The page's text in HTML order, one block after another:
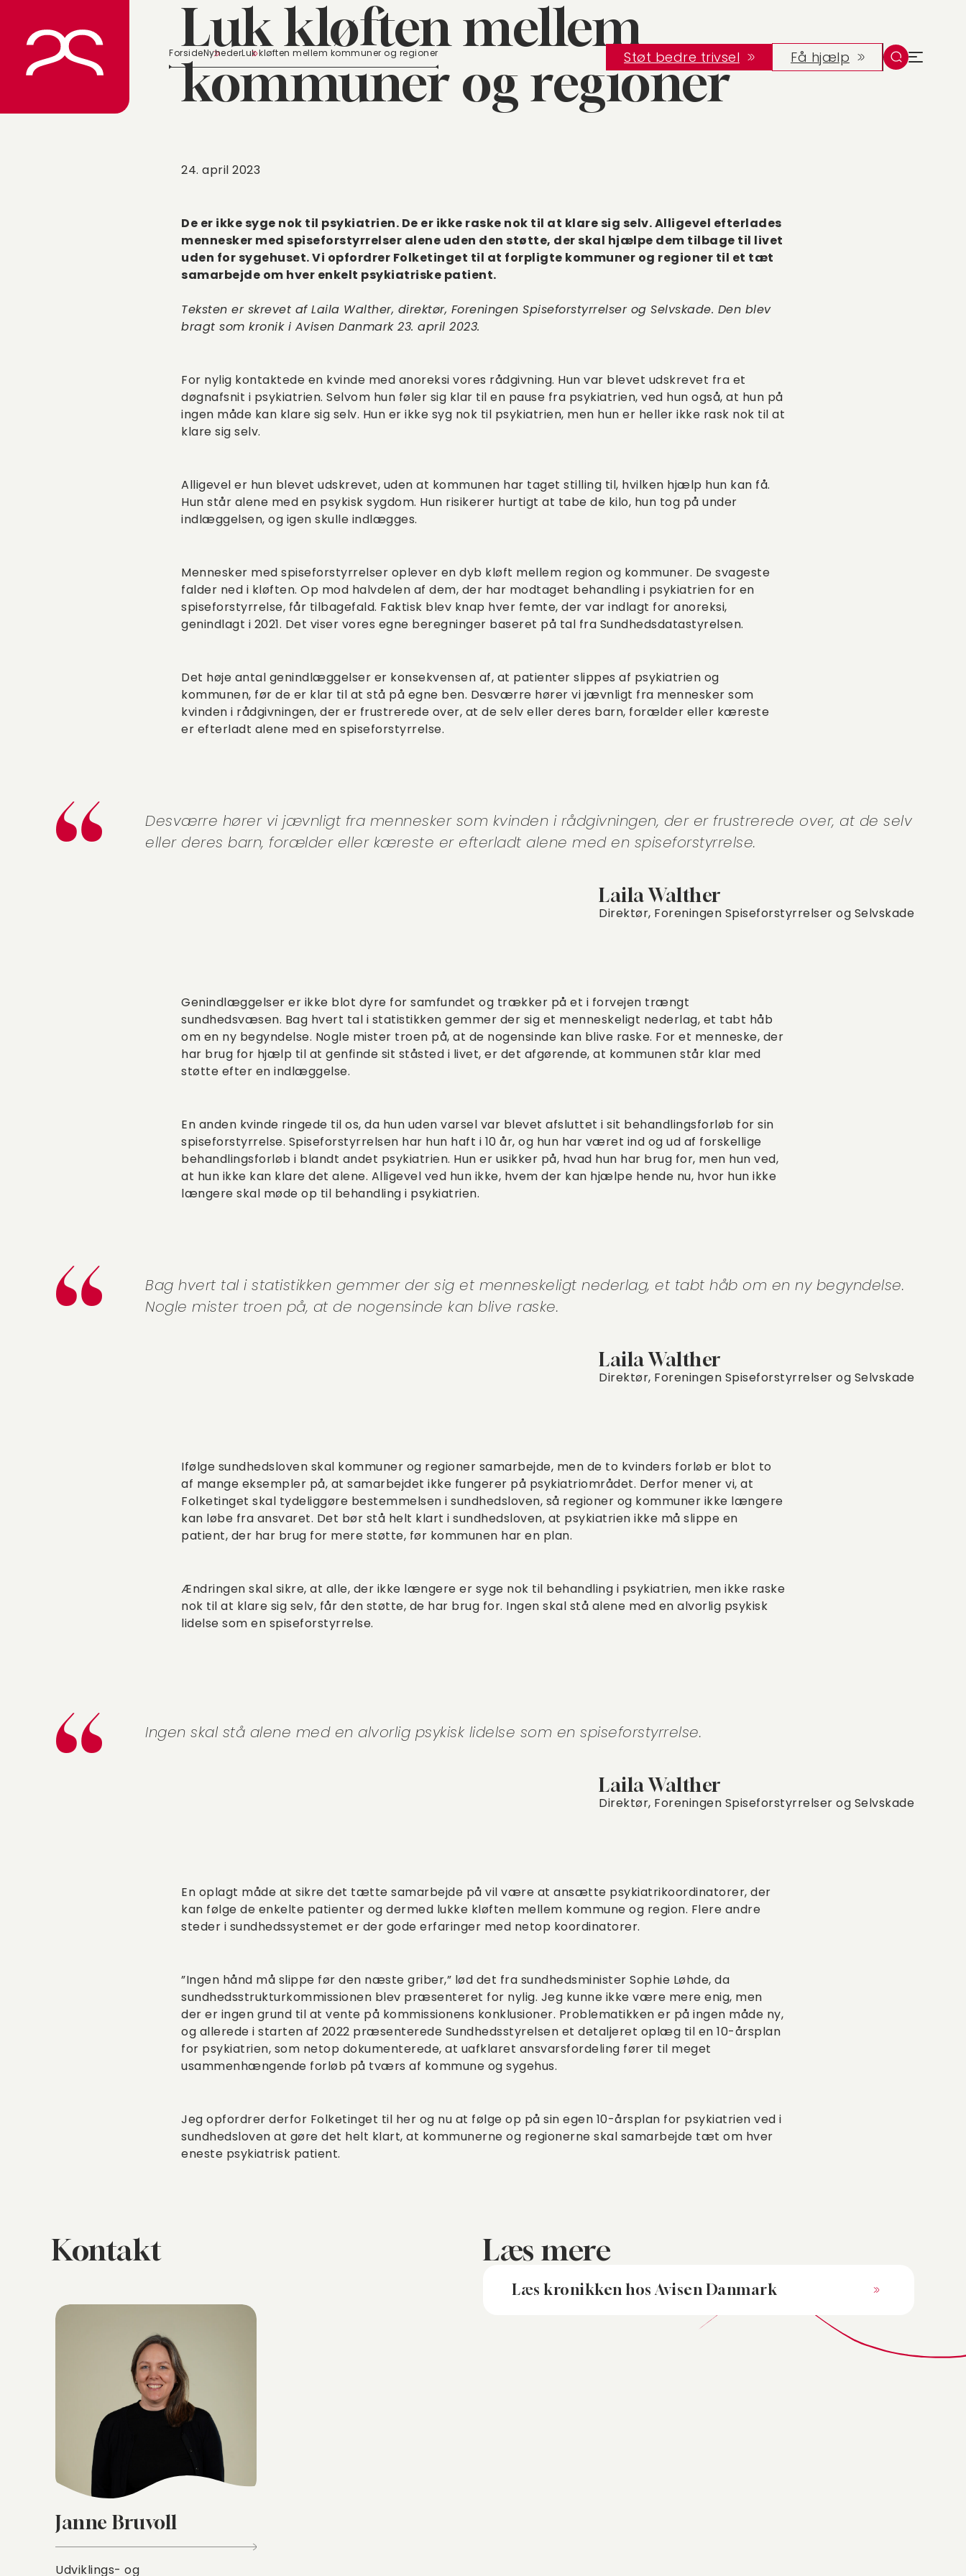
indhold
ForsideNyhederLuk kløften mellem kommuner og regioner Støt bedre trivsel Få hjælp
Luk kløften mellem
kommuner og regioner
24. april 2023
De er ikke syge nok til psykiatrien. De er ikke raske nok til at klare sig selv. Alligevel efterlades
mennesker med spiseforstyrrelser alene uden den støtte, der skal hjælpe dem tilbage til livet
uden for sygehuset. Vi opfordrer Folketinget til at forpligte kommuner og regioner til et tæt
samarbejde om hver enkelt psykiatriske patient.
Teksten er skrevet af Laila Walther, direktør, Foreningen Spiseforstyrrelser og Selvskade. Den blev
bragt som kronik i Avisen Danmark 23. april 2023.
For nylig kontaktede en kvinde med anoreksi vores rådgivning. Hun var blevet udskrevet fra et
døgnafsnit i psykiatrien. Selvom hun føler sig klar til en pause fra psykiatrien, ved hun også, at hun på
ingen måde kan klare sig selv. Hun er ikke syg nok til psykiatrien, men hun er heller ikke rask nok til at
klare sig selv.
Alligevel er hun blevet udskrevet, uden at kommunen har taget stilling til, hvilken hjælp hun kan få.
Hun står alene med en psykisk sygdom. Hun risikerer hurtigt at tabe de kilo, hun tog på under
indlæggelsen, og igen skulle indlægges.
Mennesker med spiseforstyrrelser oplever en dyb kløft mellem region og kommuner. De svageste
falder ned i kløften. Op mod halvdelen af dem, der har modtaget behandling i psykiatrien for en
spiseforstyrrelse, får tilbagefald. Faktisk blev knap hver femte, der var indlagt for anoreksi,
genindlagt i 2021. Det viser vores egne beregninger baseret på tal fra Sundhedsdatastyrelsen.
Det høje antal genindlæggelser er konsekvensen af, at patienter slippes af psykiatrien og
kommunen, før de er klar til at stå på egne ben. Desværre hører vi jævnligt fra mennesker som
kvinden i rådgivningen, der er frustrerede over, at de selv eller deres barn, forælder eller kæreste
er efterladt alene med en spiseforstyrrelse.
Desværre hører vi jævnligt fra mennesker som kvinden i rådgivningen, der er frustrerede over, at de selv
eller deres barn, forælder eller kæreste er efterladt alene med en spiseforstyrrelse.
Laila Walther
Direktør, Foreningen Spiseforstyrrelser og Selvskade
Genindlæggelser er ikke blot dyre for samfundet og trækker på et i forvejen trængt
sundhedsvæsen. Bag hvert tal i statistikken gemmer der sig et menneskeligt nederlag, et tabt håb
om en ny begyndelse. Nogle mister troen på, at de nogensinde kan blive raske. For et menneske, der
har brug for hjælp til at genfinde sit ståsted i livet, er det afgørende, at kommunen står klar med
støtte efter en indlæggelse.
En anden kvinde ringede til os, da hun uden varsel var blevet afsluttet i sit behandlingsforløb for sin
spiseforstyrrelse. Spiseforstyrrelsen har hun haft i 10 år, og hun har været ind og ud af forskellige
behandlingsforløb i blandt andet psykiatrien. Hun er usikker på, hvad hun har brug for, men hun ved,
at hun ikke kan klare det alene. Alligevel ved hun ikke, hvem der kan hjælpe hende nu, hvor hun ikke
længere skal møde op til behandling i psykiatrien.
Bag hvert tal i statistikken gemmer der sig et menneskeligt nederlag, et tabt håb om en ny begyndelse.
Nogle mister troen på, at de nogensinde kan blive raske.
Laila Walther
Direktør, Foreningen Spiseforstyrrelser og Selvskade
Ifølge sundhedsloven skal kommuner og regioner samarbejde, men de to kvinders forløb er blot to
af mange eksempler på, at samarbejdet ikke fungerer på psykiatriområdet. Derfor mener vi, at
Folketinget skal tydeliggøre bestemmelsen i sundhedsloven, så regioner og kommuner ikke længere
kan løbe fra ansvaret. Det bør stå helt klart i sundhedsloven, at psykiatrien ikke må slippe en
patient, der har brug for mere støtte, før kommunen har en plan.
Ændringen skal sikre, at alle, der ikke længere er syge nok til behandling i psykiatrien, men ikke raske
nok til at klare sig selv, får den støtte, de har brug for. Ingen skal stå alene med en alvorlig psykisk
lidelse som en spiseforstyrrelse.
Ingen skal stå alene med en alvorlig psykisk lidelse som en spiseforstyrrelse.
Laila Walther
Direktør, Foreningen Spiseforstyrrelser og Selvskade
En oplagt måde at sikre det tætte samarbejde på vil være at ansætte psykiatrikoordinatorer, der
kan følge de enkelte patienter og dermed lukke kløften mellem kommune og region. Flere andre
steder i sundhedssystemet er der gode erfaringer med netop koordinatorer.
”Ingen hånd må slippe før den næste griber,” lød det fra sundhedsminister Sophie Løhde, da
sundhedsstrukturkommissionen blev præsenteret for nylig. Jeg kunne ikke være mere enig, men
der er ingen grund til at vente på kommissionens konklusioner. Problematikken er på ingen måde ny,
og allerede i starten af 2022 præsenterede Sundhedsstyrelsen et detaljeret oplæg til en 10-årsplan
for psykiatrien, som netop dokumenterede, at uafklaret ansvarsfordeling fører til meget
usammenhængende forløb på tværs af kommune og sygehus.
Jeg opfordrer derfor Folketinget til her og nu at følge op på sin egen 10-årsplan for psykiatrien ved i
sundhedsloven at gøre det helt klart, at kommunerne og regionerne skal samarbejde tæt om hver
eneste psykiatrisk patient.
Kontakt
Janne Bruvoll
Udviklings- og
Læs mere
Læs kronikken hos Avisen Danmark